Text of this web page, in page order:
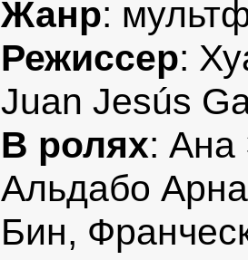
Жанр:
Режиссер:
Juan Jesús
В ролях: Ана
Альдабо
Бин,